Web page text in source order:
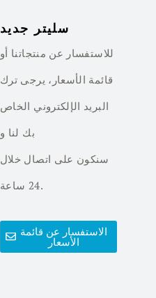
سليتر جديد
للاستفسار عن منتجاتنا أو
قائمة الأسعار، يرجى ترك
البريد الإلكتروني الخاص
بك لنا و
سنكون على اتصال خلال
24 ساعة.
الاستفسار عن قائمة
الأسعار